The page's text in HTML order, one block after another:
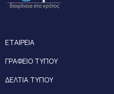
ΕΤΑΙΡΕΙΑ
ΓΡΑΦΕΙΟ ΤΥΠΟΥ
ΔΕΛΤΙΑ ΤΥΠΟΥ